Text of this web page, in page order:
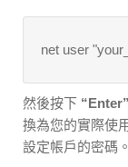
net user
然後按下 “Enter”
換為您的實際使
設定帳戶的密碼。